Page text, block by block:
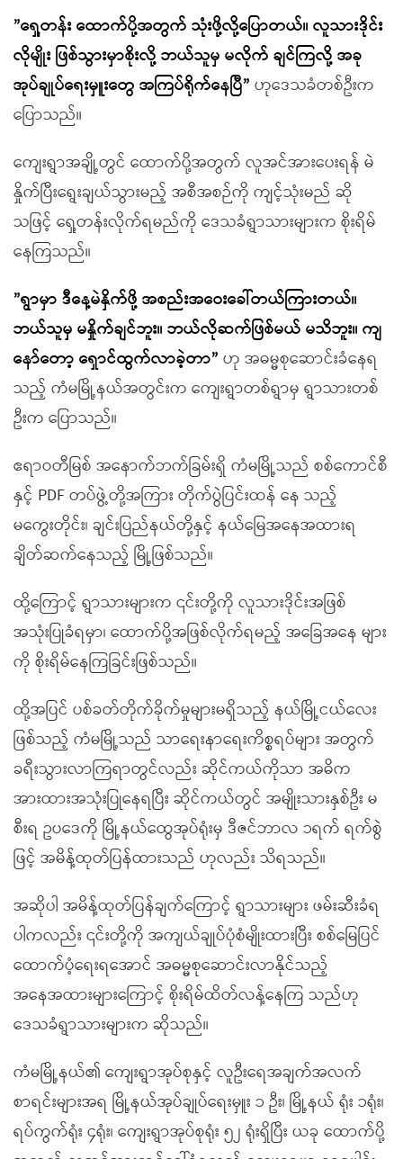
”ရှေ့တန်း ထောက်ပို့အတွက် သုံးဖို့လို့ပြောတယ်။ လူသားဒိုင်း
လိုမျိုး ဖြစ်သွားမှာစိုးလို့ဘယ်သူမှ မလိုက် ချင်ကြလို့အခု
အုပ်ချုပ်ရေးမှူးတွေ အကြပ်ရိုက်နေပြီ” ဟုဒေသခံတစ်ဦးက
ပြောသည်။
ကျေးရွာအချို့တွင် ထောက်ပို့အတွက် လူအင်အားပေးရန် မဲ
နှိုက်ပြီးရွေးချယ်သွားမည့် အစီအစဉ်ကို ကျင့်သုံးမည် ဆို
သဖြင့် ရှေ့တန်းလိုက်ရမည်ကို ဒေသခံရွာသားများက စိုးရိမ်
နေကြသည်။
”ရွာမှာ ဒီနေ့မဲနှိက်ဖို့အစည်းအဝေးခေါ်တယ်ကြားတယ်။
ဘယ်သူမှ မနှိုက်ချင်ဘူး။ ဘယ်လိုဆက်ဖြစ်မယ် မသိဘူး။ ကျ
နော်တော့ ရှောင်ထွက်လာခဲ့တာ” ဟု အဓမ္မစုဆောင်းခံနေရ
သည့် ကံမမြို့နယ်အတွင်းက ကျေးရွာတစ်ရွာမှ ရွာသားတစ်
ဦးက ပြောသည်။
ဧရာဝတီမြစ် အနောက်ဘက်ခြမ်းရှိ ကံမမြို့သည် စစ်ကောင်စီ
နှင့် PDF တပ်ဖွဲ့တို့အကြား တိုက်ပွဲပြင်းထန် နေ သည့်
မကွေးတိုင်း၊ ချင်းပြည်နယ်တို့နှင့် နယ်မြေအနေအထားရ
ချိတ်ဆက်နေသည့် မြို့ဖြစ်သည်။
ထို့ကြောင့် ရွာသားများက ၎င်းတို့ကို လူသားဒိုင်းအဖြစ်
အသုံးပြုခံရမှာ၊ ထောက်ပို့အဖြစ်လိုက်ရမည့် အခြေအနေ များ
ကို စိုးရိမ်နေကြခြင်းဖြစ်သည်။
ထို့အပြင် ပစ်ခတ်တိုက်ခိုက်မှုများမရှိသည့် နယ်မြို့ငယ်လေး
ဖြစ်သည့် ကံမမြို့သည် သာရေးနာရေးကိစ္စရပ်များ အတွက်
ခရီးသွားလာကြရာတွင်လည်း ဆိုင်ကယ်ကိုသာ အဓိက
အားထားအသုံးပြုနေရပြီး ဆိုင်ကယ်တွင် အမျိုးသားနှစ်ဦး မ
စီးရ ဥပဒေကို မြို့နယ်ထွေအုပ်ရုံးမှ ဒီဇင်ဘာလ ၁ရက် ရက်စွဲ
ဖြင့် အမိန့်ထုတ်ပြန်ထားသည် ဟုလည်း သိရသည်။
အဆိုပါ အမိန့်ထုတ်ပြန်ချက်ကြောင့် ရွာသားများ ဖမ်းဆီးခံရ
ပါကလည်း ၎င်းတို့ကို အကျယ်ချုပ်ပုံစံမျိုးထားပြီး စစ်မြေပြင်
ထောက်ပံ့ရေးရအောင် အဓမ္မစုဆောင်းလာနိုင်သည့်
အနေအထားများကြောင့် စိုးရိမ်ထိတ်လန့်နေကြ သည်ဟု
ဒေသခံရွာသားများက ဆိုသည်။
ကံမမြို့နယ်၏ ကျေးရွာအုပ်စုနှင့် လူဦးရေအချက်အလက်
စာရင်းများအရ မြို့နယ်အုပ်ချုပ်ရေးမှူး ၁ ဦး၊ မြို့နယ် ရုံး ၁ရုံး၊
ရပ်ကွက်ရုံး ၄ရုံး၊ ကျေးရွာအုပ်စုရုံး ၅၂ ရုံးရှိပြီး ယခု ထောက်ပို့